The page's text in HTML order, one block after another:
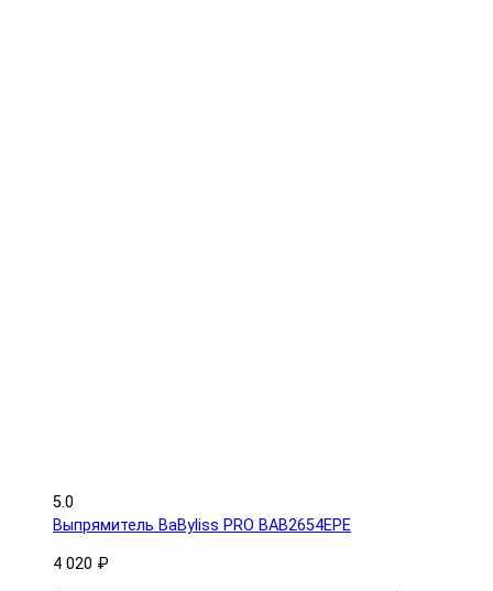
5.0
Выпрямитель BaByliss PRO BAB2654EPE
4 020 ₽